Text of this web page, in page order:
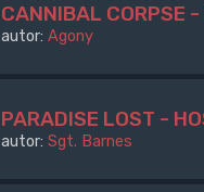
CANNIBAL
autor: Agony
PARADISE LOST -
autor: Sgt. Barnes